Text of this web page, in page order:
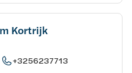
Kortrijk
+3256237713